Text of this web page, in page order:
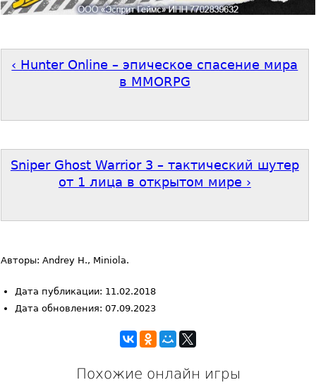
‹ Hunter Online – эпическое спасение мира
в MMORPG
Sniper Ghost Warrior 3 – тактический шутер
от 1 лица в открытом мире ›
Авторы: Andrey H., Miniola.
Дата публикации: 11.02.2018
Дата обновления: 07.09.2023
Похожие онлайн игры